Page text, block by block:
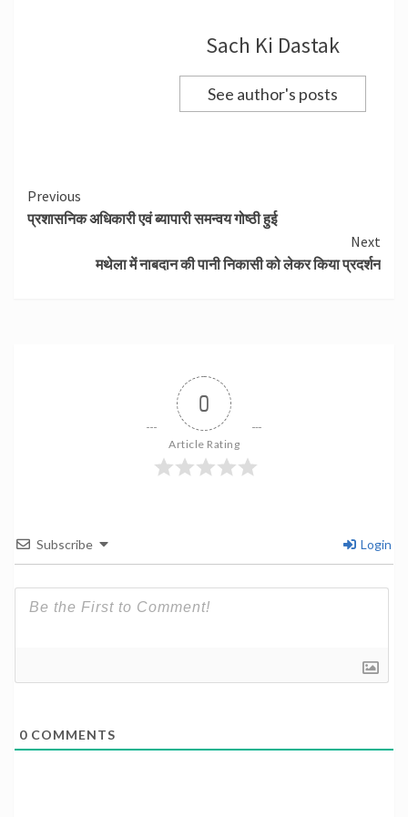
Sach Ki Dastak
See author's posts
Continue
Reading
Previous
प्रशासनिक अधिकारी एवं ब्यापारी समन्वय गोष्ठी हुई
Next
मथेला में नाबदान की पानी निकासी को लेकर किया प्रदर्शन
0
Article Rating
Subscribe Login
0 COMMENTS